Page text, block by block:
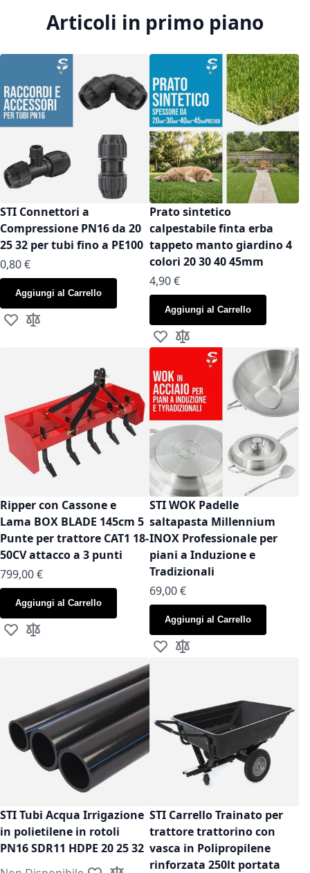
Articoli in primo piano
STI Connettori a
Compressione PN16 da 20
25 32 per tubi fino a PE100
As low as
0,80 €
Aggiungi al Carrello
Aggiungi alla lista desideri
Aggiungi al confronto
Prato sintetico
calpestabile finta erba
tappeto manto giardino 4
colori 20 30 40 45mm
As low as
4,90 €
Aggiungi al Carrello
Aggiungi alla lista desideri
Aggiungi al confronto
Ripper con Cassone e
Lama BOX BLADE 145cm 5
Punte per trattore CAT1 18-
50CV attacco a 3 punti
799,00 €
Aggiungi al Carrello
Aggiungi alla lista desideri
Aggiungi al confronto
STI WOK Padelle
saltapasta Millennium
INOX Professionale per
piani a Induzione e
Tradizionali
As low as
69,00 €
Aggiungi al Carrello
Aggiungi alla lista desideri
Aggiungi al confronto
STI Tubi Acqua Irrigazione
in polietilene in rotoli
PN16 SDR11 HDPE 20 25 32
STI Carrello Trainato per
trattore trattorino con
vasca in Polipropilene
rinforzata 250lt portata